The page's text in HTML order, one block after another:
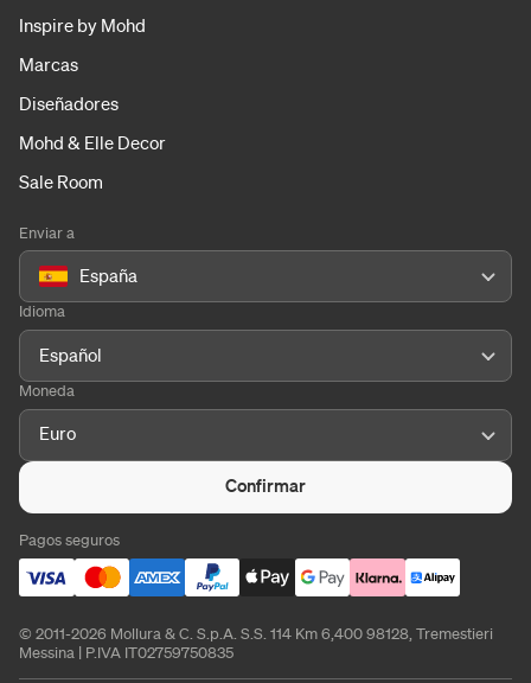
Inspire by Mohd
Marcas
Diseñadores
Mohd & Elle Decor
Sale Room
Enviar a
España
Idioma
Español
Moneda
Euro
Confirmar
Pagos seguros
© 2011-2026 Mollura & C. S.p.A. S.S. 114 Km 6,400 98128, Tremestieri
Messina | P.IVA IT02759750835